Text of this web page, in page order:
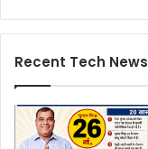
Recent Tech News